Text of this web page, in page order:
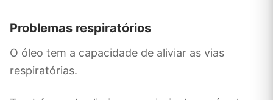
Problemas respiratórios
O óleo tem a capacidade de aliviar as vias
respiratórias.